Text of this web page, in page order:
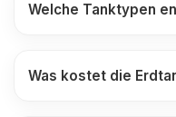
Welche Tanktypen
Was kostet die